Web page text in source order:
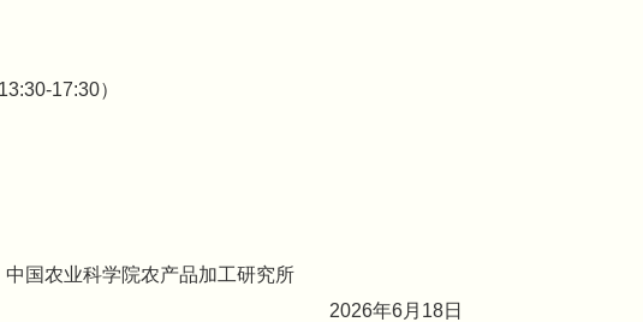
17:30）
中国农业科学院农产品加工研究所
6月18日